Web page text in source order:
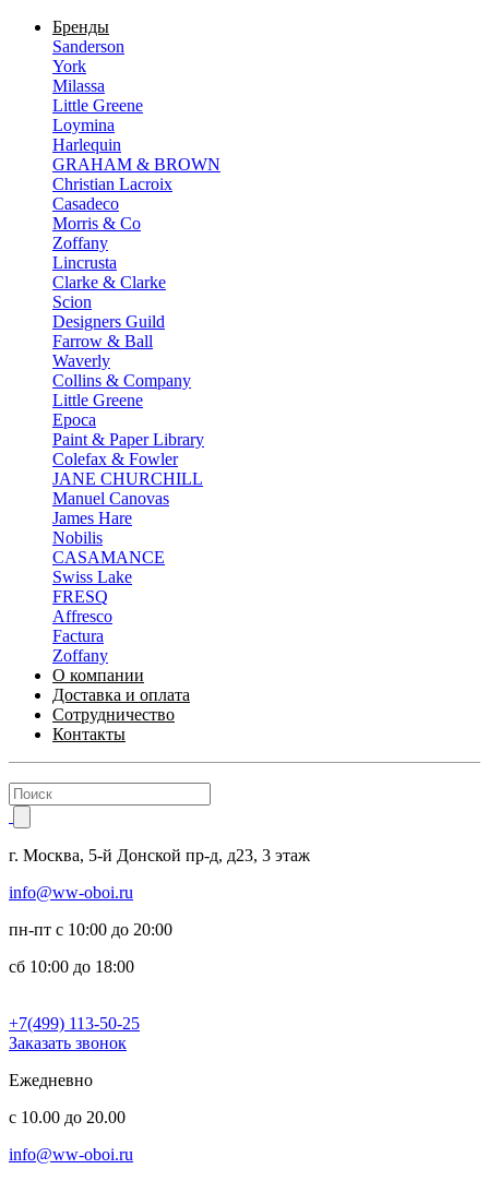
Бренды
Sanderson
York
Milassa
Little Greene
Loymina
Harlequin
GRAHAM & BROWN
Christian Lacroix
Casadeco
Morris & Co
Zoffany
Lincrusta
Clarke & Clarke
Scion
Designers Guild
Farrow & Ball
Waverly
Collins & Company
Little Greene
Epoca
Paint & Paper Library
Colefax & Fowler
JANE CHURCHILL
Manuel Canovas
James Hare
Nobilis
CASAMANCE
Swiss Lake
FRESQ
Affresco
Factura
Zoffany
О компании
Доставка и оплата
Сотрудничество
Контакты
г. Москва, 5-й Донской пр-д, д23, 3 этаж
info@ww-oboi.ru
пн-пт с 10:00 до 20:00
сб 10:00 до 18:00
+7(499) 113-50-25
Заказать звонок
Ежедневно
с 10.00 до 20.00
info@ww-oboi.ru